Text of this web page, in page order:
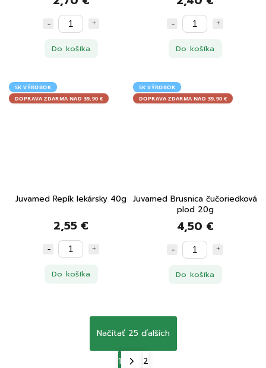
Do košíka Do košíka
SK VÝROBOK
DOPRAVA ZDARMA NAD 39,90 €
Juvamed Repík lekársky 40g
2,55 €
Do košíka
SK VÝROBOK
DOPRAVA ZDARMA NAD 39,90 €
Juvamed Brusnica čučoriedková
plod 20g
4,50 €
Do košíka
Načítať 25 ďalších
1
2